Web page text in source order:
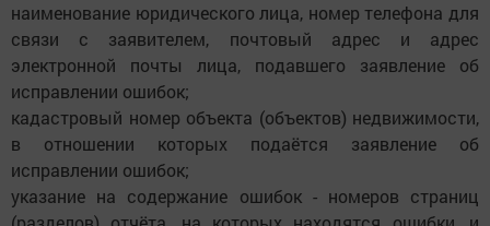
наименование юридического лица, номер телефона для
связи с заявителем, почтовый адрес и адрес
электронной почты лица, подавшего заявление об
исправлении ошибок;
кадастровый номер объекта (объектов) недвижимости,
в отношении которых подаётся заявление об
исправлении ошибок;
указание на содержание ошибок - номеров страниц